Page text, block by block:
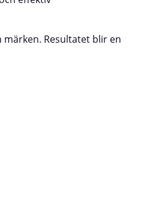
finishUtmärkt att använda
och Tier 1-
Resultatet blir en